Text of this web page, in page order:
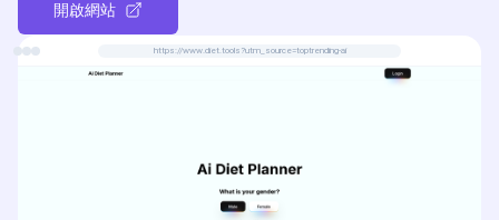
開啟網站
https://www.diet.tools?utm_source=toptrending-ai